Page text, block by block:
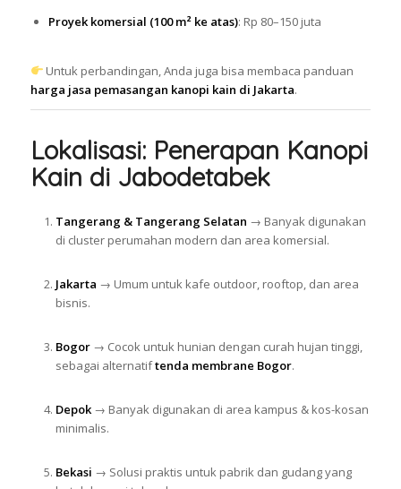
Proyek komersial (100 m² ke atas): Rp 80–150 juta
Untuk perbandingan, Anda juga bisa membaca panduan
harga jasa pemasangan kanopi kain di Jakarta.
Lokalisasi: Penerapan Kanopi
Kain di Jabodetabek
Tangerang & Tangerang Selatan → Banyak digunakan
di cluster perumahan modern dan area komersial.
Jakarta → Umum untuk kafe outdoor, rooftop, dan area
bisnis.
Bogor→ Cocok untuk hunian dengan curah hujan tinggi,
sebagai alternatiftenda membrane Bogor.
Depok→ Banyak digunakan di area kampus & kos-kosan
minimalis.
Bekasi → Solusi praktis untuk pabrik dan gudang yang